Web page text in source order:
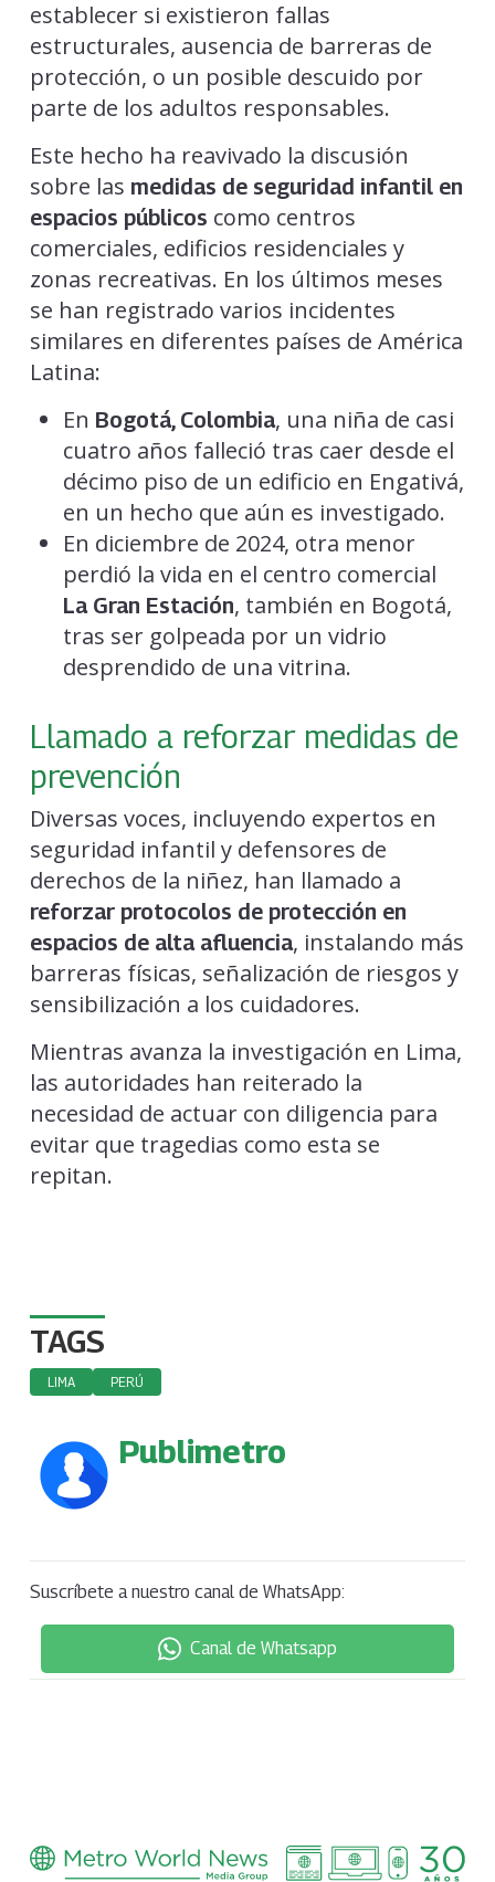
establecer si existieron fallas
estructurales, ausencia de barreras de
protección, o un posible descuido por
parte de los adultos responsables.
Este hecho ha reavivado la discusión
sobre las medidas de seguridad infantil en
espacios públicos como centros
comerciales, edificios residenciales y
zonas recreativas. En los últimos meses
se han registrado varios incidentes
similares en diferentes países de América
Latina:
En Bogotá, Colombia, una niña de casi
cuatro años falleció tras caer desde el
décimo piso de un edificio en Engativá,
en un hecho que aún es investigado.
En diciembre de 2024, otra menor
perdió la vida en el centro comercial
La Gran Estación, también en Bogotá,
tras ser golpeada por un vidrio
desprendido de una vitrina.
Llamado a reforzar medidas de
prevención
Diversas voces, incluyendo expertos en
seguridad infantil y defensores de
derechos de la niñez, han llamado a
reforzar protocolos de protección en
espacios de alta afluencia, instalando más
barreras físicas, señalización de riesgos y
sensibilización a los cuidadores.
Mientras avanza la investigación en Lima,
las autoridades han reiterado la
necesidad de actuar con diligencia para
evitar que tragedias como esta se
repitan.
TAGS
LIMA PERÚ
Publimetro
Suscríbete a nuestro canal de WhatsApp:
Canal de Whatsapp